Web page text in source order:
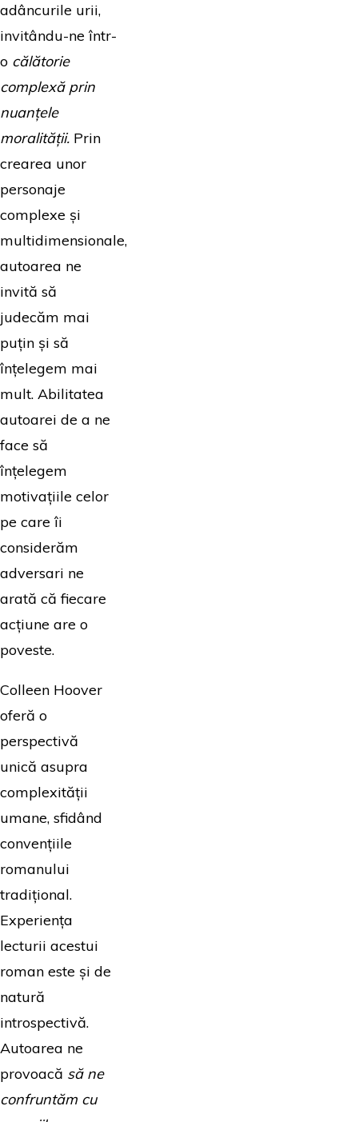
adâncurile urii,
invitându-ne într-
o călătorie
complexă prin
nuanțele
moralității. Prin
crearea unor
personaje
complexe și
multidimensionale,
autoarea ne
invită să
judecăm mai
puțin și să
înțelegem mai
mult. Abilitatea
autoarei de a ne
face să
înțelegem
motivațiile celor
pe care îi
considerăm
adversari ne
arată că fiecare
acțiune are o
poveste.
Colleen Hoover
oferă o
perspectivă
unică asupra
complexității
umane, sfidând
convențiile
romanului
tradițional.
Experiența
lecturii acestui
roman este și de
natură
introspectivă.
Autoarea ne
provoacă să ne
confruntăm cu